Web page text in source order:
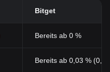
Bitget
Bereits ab 0 %
Bereits ab 0,03 %